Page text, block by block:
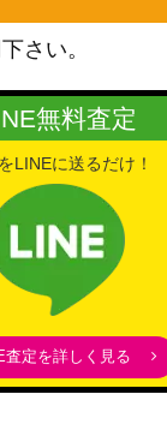
5,000
26,000
10,000
15,000
さい。
無料査定
LINEに送るだけ！
査定を詳しく見る